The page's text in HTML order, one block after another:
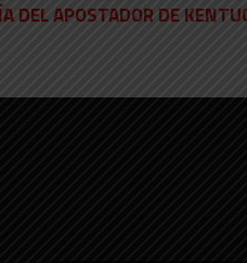
DEL APOSTADOR DE